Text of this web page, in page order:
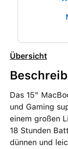
Übersicht
Das 15"
und Gaming
einem großen
18 Stunden
dünnen und